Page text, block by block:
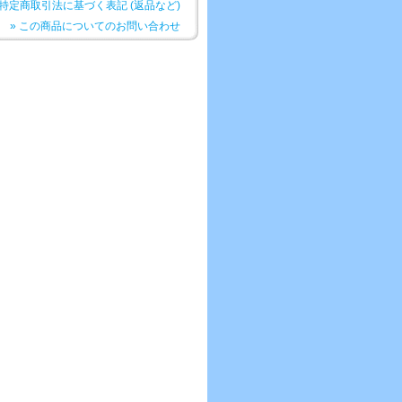
定商取引法に基づく表記 (返品など)
» この商品についてのお問い合わせ